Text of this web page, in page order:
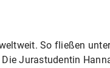
So fließen
Jurastudentin